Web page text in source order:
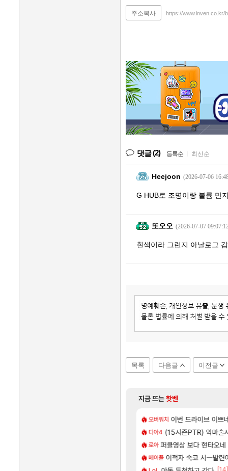
주소복사 https://www.inven.co.kr/
댓글(2) 등록순 최신순
Heejoon (2026-07-06
G HUB로 조명이랑 볼륨 만
또오오 (2026-07-07
흰색이라 그런지 아날로그
목록 다음글 이전글
지금 뜨는핫벤
오버워치 이번 드라이브 이쁘
디아4 (15시즌PTR) 악마술
로아 퍼클영상 보다 현타오네
메이플 이적자 숙코 시ㅡ발련
[14]
여행 7년만에 가족여행을 다
아스오라 「에린」 컨셉 포스터
비스트 쿠를 먼저 보내서 기습
비스트 비스트 오브 리인카네